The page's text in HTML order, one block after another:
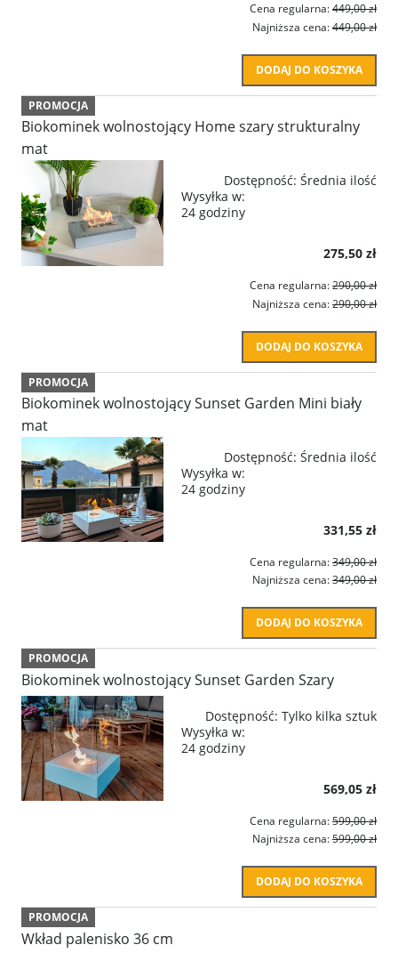
Cena regularna:449,00 zł
Najniższa cena:449,00 zł
DODAJ DO KOSZYKA
Biokominek wolnostojący Home szary strukturalny
mat
Dostępność: Średnia ilość
Wysyłka w:
24 godziny
275,50 zł
Cena regularna:290,00 zł
Najniższa cena:290,00 zł
DODAJ DO KOSZYKA
PROMOCJA
Biokominek wolnostojący Sunset Garden Mini biały
mat
Dostępność: Średnia ilość
Wysyłka w:
24 godziny
331,55 zł
Cena regularna:349,00 zł
Najniższa cena:349,00 zł
DODAJ DO KOSZYKA
PROMOCJA
Biokominek wolnostojący Sunset Garden Szary
Dostępność: Tylko kilka sztuk
Wysyłka w:
24 godziny
569,05 zł
Cena regularna:599,00 zł
Najniższa cena:599,00 zł
DODAJ DO KOSZYKA
PROMOCJA
Wkład palenisko 36 cm
PROMOCJA